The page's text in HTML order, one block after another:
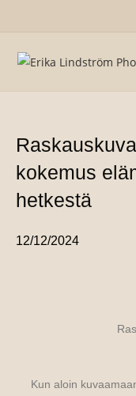
kokemus
hetkestä
12/12/2024
Kun aloin